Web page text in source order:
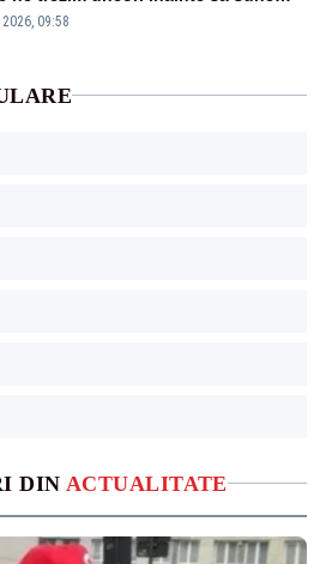
DIN ACTUALITATE
09:58